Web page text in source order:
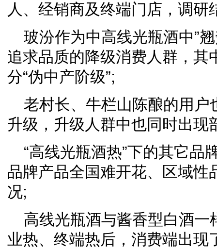
人、经销商及终端门店，调研
玻汾作为中高线光瓶酒中”
追求品质的降级消费人群，其
分“伪中产阶级”;
老村长、牛栏山陈酿的用户
升级，升级人群中也同时出现
“高线光瓶酒热”下的其它品
品牌产品全国难开花、区域性
况;
高线光瓶酒与酱香型白酒一
业热、终端热后，消费端出现